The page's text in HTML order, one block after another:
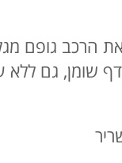
גופם
שומן, גם ללא